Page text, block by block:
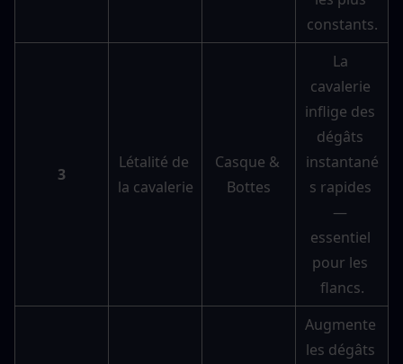
constants.
3
Létalité de
la cavalerie
Casque &
Bottes
La
cavalerie
inflige des
dégâts
instantané
s rapides
—
essentiel
pour les
flancs.
Augmente
les dégâts